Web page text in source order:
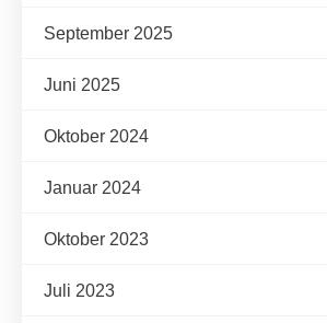
September 2025
Juni 2025
Oktober 2024
Januar 2024
Oktober 2023
Juli 2023